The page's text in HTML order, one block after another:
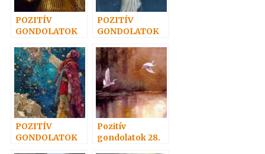
POZITÍV
GONDOLATOK
POZITÍV
GONDOLATOK
POZITÍV
GONDOLATOK
Pozitív
gondolatok 28.